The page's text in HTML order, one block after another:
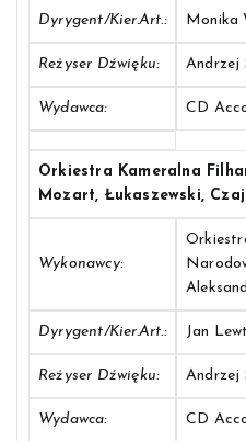
Dyrygent/Kier.art.: Monika
Reżyser Dźwięku: Andrzej
Wydawca: CD
Orkiestra Kameralna
Mozart, Łukaszewski,
Wykonawcy:
Dyrygent/Kier.art.: Jan
Reżyser Dźwięku: Andrzej
Wydawca: CD